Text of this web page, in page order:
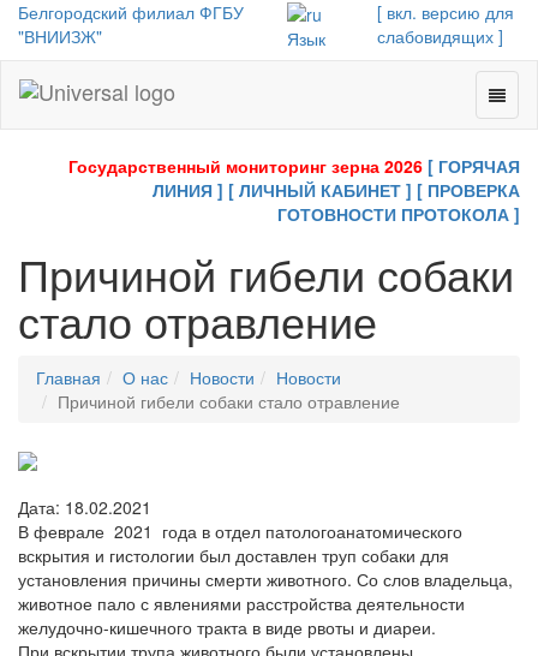
Белгородский филиал ФГБУ
"ВНИИЗЖ"
Язык
[ вкл. версию для
слабовидящих ]
-
Toggle
Государственный мониторинг зерна 2026 [ ГОРЯЧАЯ
ЛИНИЯ ] [ ЛИЧНЫЙ КАБИНЕТ ] [ ПРОВЕРКА
ГОТОВНОСТИ ПРОТОКОЛА ]
Причиной гибели собаки
стало отравление
Главная О нас Новости
Новости
Причиной гибели собаки стало отравление
Дата: 18.02.2021
В феврале 2021 года в отдел патологоанатомического
вскрытия и гистологии был доставлен труп собаки для
установления причины смерти животного. Со слов владельца,
животное пало с явлениями расстройства деятельности
желудочно-кишечного тракта в виде рвоты и диареи.